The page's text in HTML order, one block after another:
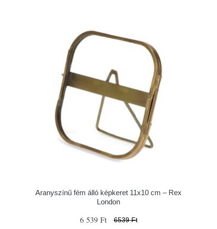
Aranyszínű fém álló képkeret 11x10 cm – Rex
London
6 539 Ft 6539 Ft